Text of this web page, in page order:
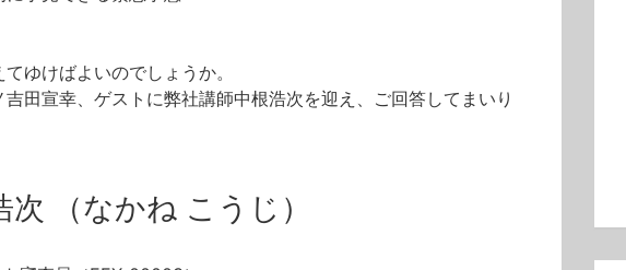
ゆけばよいのでしょうか。
田宣幸、ゲストに弊社講師中根浩次を迎え、ご回答してまいり
（なかね こうじ）